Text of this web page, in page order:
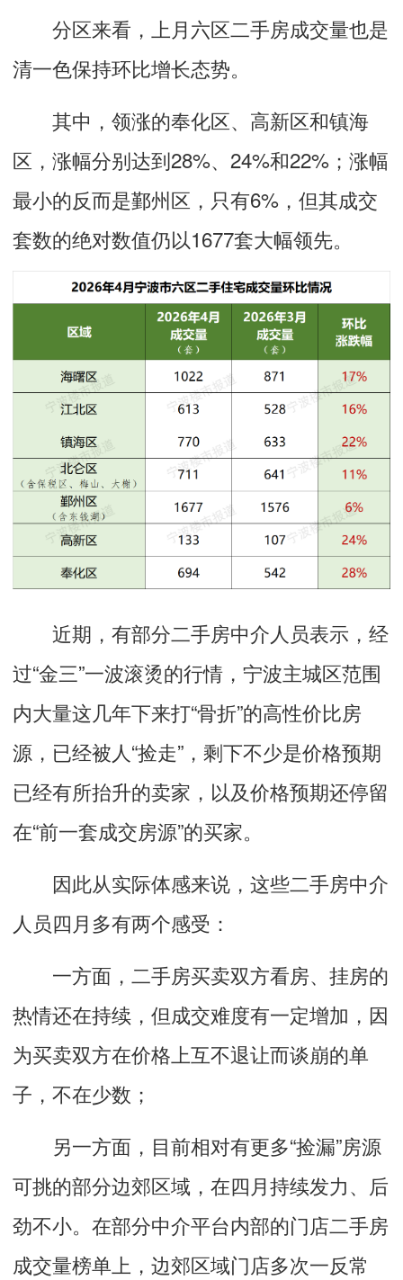
分区来看，上月六区二手房成交量也是
清一色保持环比增长态势。
其中，领涨的奉化区、高新区和镇海
区，涨幅分别达到28%、24%和22%；涨幅
最小的反而是鄞州区，只有6%，但其成交
套数的绝对数值仍以1677套大幅领先。
近期，有部分二手房中介人员表示，经
过“金三”一波滚烫的行情，宁波主城区范围
内大量这几年下来打“骨折”的高性价比房
源，已经被人“捡走”，剩下不少是价格预期
已经有所抬升的卖家，以及价格预期还停留
在“前一套成交房源”的买家。
因此从实际体感来说，这些二手房中介
人员四月多有两个感受：
一方面，二手房买卖双方看房、挂房的
热情还在持续，但成交难度有一定增加，因
为买卖双方在价格上互不退让而谈崩的单
子，不在少数；
另一方面，目前相对有更多“捡漏”房源
可挑的部分边郊区域，在四月持续发力、后
劲不小。在部分中介平台内部的门店二手房
成交量榜单上，边郊区域门店多次一反常